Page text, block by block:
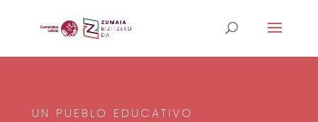
UN PUEBLO EDUCATIVO